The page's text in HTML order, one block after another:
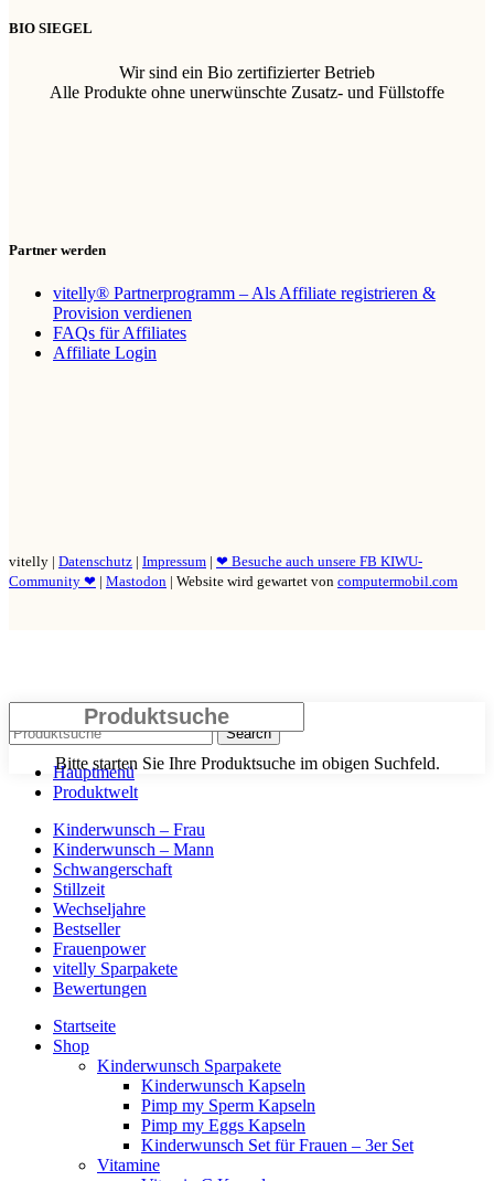
BIO SIEGEL
Wir sind ein Bio zertifizierter Betrieb
Alle Produkte ohne unerwünschte Zusatz- und Füllstoffe
Partner werden
vitelly® Partnerprogramm – Als Affiliate registrieren &
Provision verdienen
FAQs für Affiliates
Affiliate Login
vitelly | Datenschutz | Impressum | ❤ Besuche auch unsere FB KIWU-
Community ❤ | Mastodon | Website wird gewartet von computermobil.com
Bitte starten Sie Ihre Produktsuche im obigen Suchfeld.
Search
Hauptmenü
Produktwelt
Kinderwunsch – Frau
Kinderwunsch – Mann
Schwangerschaft
Stillzeit
Wechseljahre
Bestseller
Frauenpower
vitelly Sparpakete
Bewertungen
Startseite
Shop
Kinderwunsch Sparpakete
Kinderwunsch Kapseln
Pimp my Sperm Kapseln
Pimp my Eggs Kapseln
Kinderwunsch Set für Frauen – 3er Set
Vitamine